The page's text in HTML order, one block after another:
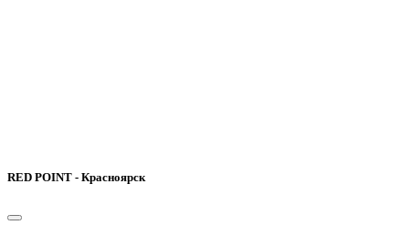
RED POINT - Красноярск